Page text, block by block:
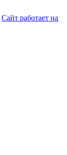
Сайт работает на